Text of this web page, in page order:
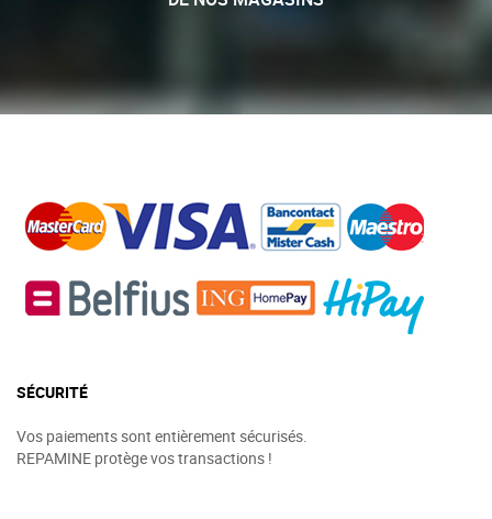
SÉCURITÉ
Vos paiements sont entièrement sécurisés.
REPAMINE protège vos transactions !